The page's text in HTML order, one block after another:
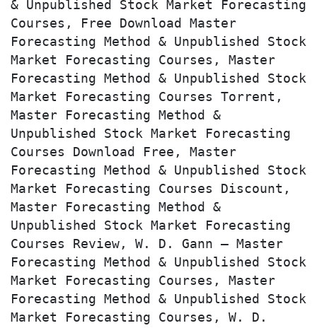
& Unpublished Stock Market Forecasting
Courses, Free Download Master
Forecasting Method & Unpublished Stock
Market Forecasting Courses, Master
Forecasting Method & Unpublished Stock
Market Forecasting Courses Torrent,
Master Forecasting Method &
Unpublished Stock Market Forecasting
Courses Download Free, Master
Forecasting Method & Unpublished Stock
Market Forecasting Courses Discount,
Master Forecasting Method &
Unpublished Stock Market Forecasting
Courses Review, W. D. Gann – Master
Forecasting Method & Unpublished Stock
Market Forecasting Courses, Master
Forecasting Method & Unpublished Stock
Market Forecasting Courses, W. D.